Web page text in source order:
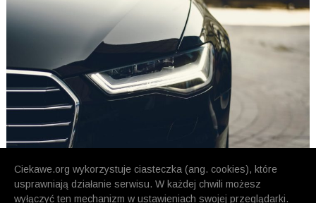
Ciekawe.org wykorzystuje ciasteczka (ang. cookies), które
usprawniają działanie serwisu. W każdej chwili możesz
wyłączyć ten mechanizm w ustawieniach swojej przeglądarki.